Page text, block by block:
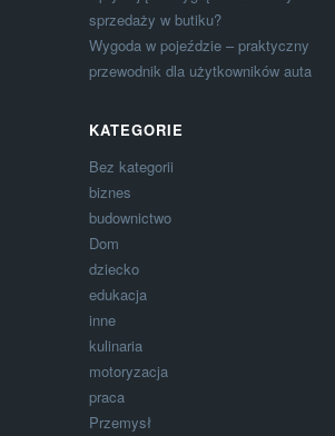
sprzedaży w butiku?
Wygoda w pojeździe – praktyczny
przewodnik dla użytkowników auta
KATEGORIE
Bez kategorii
biznes
budownictwo
Dom
dziecko
edukacja
inne
kulinaria
motoryzacja
praca
Przemysł